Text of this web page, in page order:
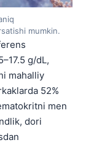
mumkin.
g/dL,
mahalliy
52%
men
dori